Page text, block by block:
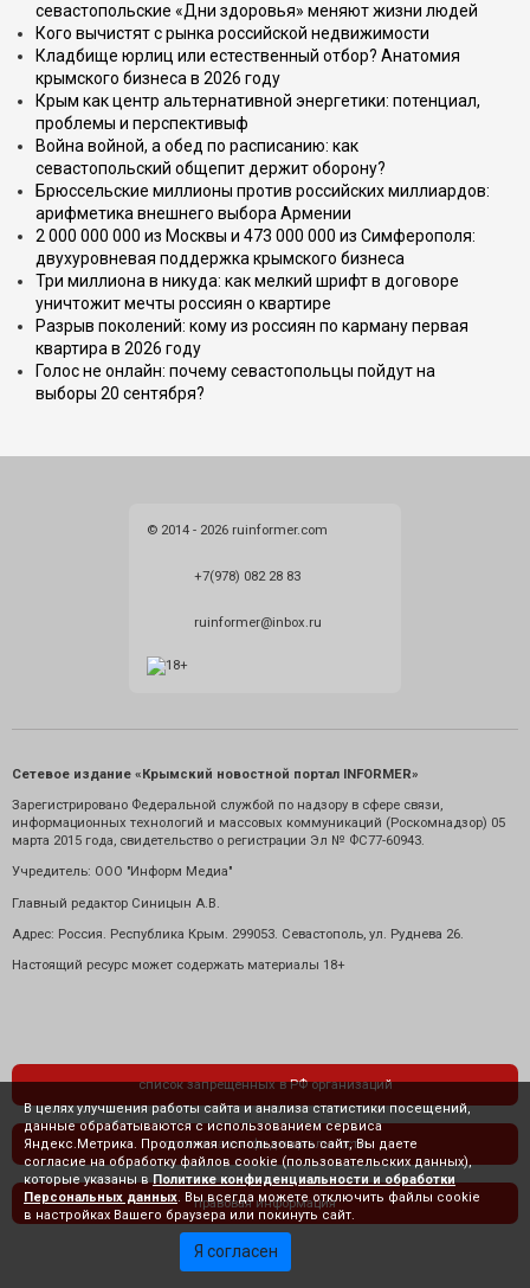
севастопольские «Дни здоровья» меняют жизни людей
Кого вычистят с рынка российской недвижимости
Кладбище юрлиц или естественный отбор? Анатомия
крымского бизнеса в 2026 году
Крым как центр альтернативной энергетики: потенциал,
проблемы и перспективыф
Война войной, а обед по расписанию: как
севастопольский общепит держит оборону?
Брюссельские миллионы против российских миллиардов:
арифметика внешнего выбора Армении
2 000 000 000 из Москвы и 473 000 000 из Симферополя:
двухуровневая поддержка крымского бизнеса
Три миллиона в никуда: как мелкий шрифт в договоре
уничтожит мечты россиян о квартире
Разрыв поколений: кому из россиян по карману первая
квартира в 2026 году
Голос не онлайн: почему севастопольцы пойдут на
выборы 20 сентября?
© 2014 - 2026 ruinformer.com
+7(978) 082 28 83
ruinformer@inbox.ru
Сетевое издание «Крымский новостной портал INFORMER»
Зарегистрировано Федеральной службой по надзору в сфере связи,
информационных технологий и массовых коммуникаций (Роскомнадзор) 05
марта 2015 года, свидетельство о регистрации Эл № ФС77-60943.
Учредитель: ООО "Информ Медиа"
Главный редактор Синицын А.В.
Адрес: Россия. Республика Крым. 299053. Севастополь, ул. Руднева 26.
Настоящий ресурс может содержать материалы 18+
список запрещенных в РФ организаций
политика конфиденциальности
правовая информация
В целях улучшения работы сайта и анализа статистики посещений,
данные обрабатываются с использованием сервиса
Яндекс.Метрика. Продолжая использовать сайт, Вы даете
согласие на обработку файлов cookie (пользовательских данных),
которые указаны в Политике конфиденциальности и обработки
Персональных данных . Вы всегда можете отключить файлы cookie
в настройках Вашего браузера или покинуть сайт.
Я согласен